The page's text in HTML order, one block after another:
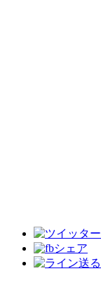
シェア
送る